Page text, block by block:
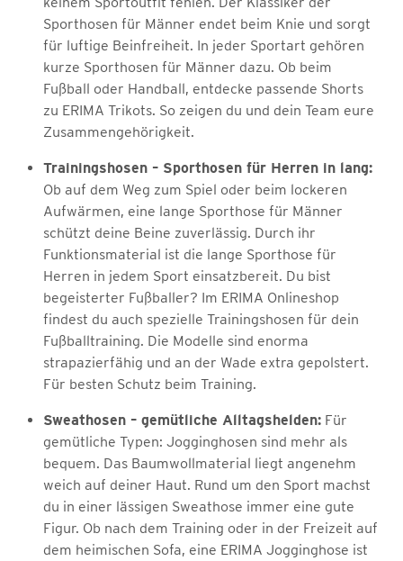
Sporthosen für Männer endet beim Knie und sorgt
für luftige Beinfreiheit. In jeder Sportart gehören
kurze Sporthosen für Männer dazu. Ob beim
Fußball oder Handball, entdecke passende Shorts
zu ERIMA Trikots. So zeigen du und dein Team eure
Zusammengehörigkeit.
Trainingshosen – Sporthosen für Herren in lang:
Ob auf dem Weg zum Spiel oder beim lockeren
Aufwärmen, eine lange Sporthose für Männer
schützt deine Beine zuverlässig. Durch ihr
Funktionsmaterial ist die lange Sporthose für
Herren in jedem Sport einsatzbereit. Du bist
begeisterter Fußballer? Im ERIMA Onlineshop
findest du auch spezielle Trainingshosen für dein
Fußballtraining. Die Modelle sind enorma
strapazierfähig und an der Wade extra gepolstert.
Für besten Schutz beim Training.
Sweathosen – gemütliche Alltagshelden: Für
gemütliche Typen: Jogginghosen sind mehr als
bequem. Das Baumwollmaterial liegt angenehm
weich auf deiner Haut. Rund um den Sport machst
du in einer lässigen Sweathose immer eine gute
Figur. Ob nach dem Training oder in der Freizeit auf
dem heimischen Sofa, eine ERIMA Jogginghose ist